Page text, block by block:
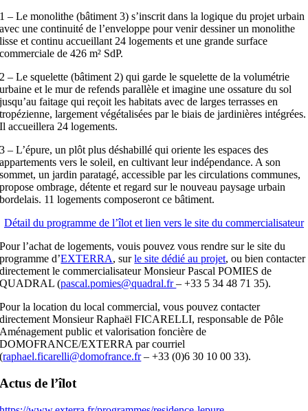
1 – Le monolithe (bâtiment 3) s’inscrit dans la logique du projet urbain
avec une continuité de l’enveloppe pour venir dessiner un monolithe
lisse et continu accueillant 24 logements et une grande surface
commerciale de 426 m² SdP.
2 – Le squelette (bâtiment 2) qui garde le squelette de la volumétrie
urbaine et le mur de refends parallèle et imagine une ossature du sol
jusqu’au faitage qui reçoit les habitats avec de larges terrasses en
tropézienne, largement végétalisées par le biais de jardinières intégrées.
Il accueillera 24 logements.
3 – L’épure, un plôt plus déshabillé qui oriente les espaces des
appartements vers le soleil, en cultivant leur indépendance. A son
sommet, un jardin paratagé, accessible par les circulations communes,
propose ombrage, détente et regard sur le nouveau paysage urbain
bordelais. 11 logements composeront ce bâtiment.
Détail du programme de l’îlot et lien vers le site du commercialisateur
Pour l’achat de logements, vouis pouvez vous rendre sur le site du
programme d’EXTERRA, surle site dédié au projet, ou bien contacter
directement le commercialisateur Monsieur Pascal POMIES de
QUADRAL (pascal.pomies@quadral.fr– +33 5 34 48 71 35).
Pour la location du local commercial, vous pouvez contacter
directement Monsieur Raphaël FICARELLI, responsable de Pôle
Aménagement public et valorisation foncière de
DOMOFRANCE/EXTERRA par courriel
(raphael.ficarelli@domofrance.fr– +33 (0)6 30 10 00 33).
Actus de l’îlot